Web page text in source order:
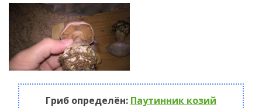
Гриб определён: Паутинник козий